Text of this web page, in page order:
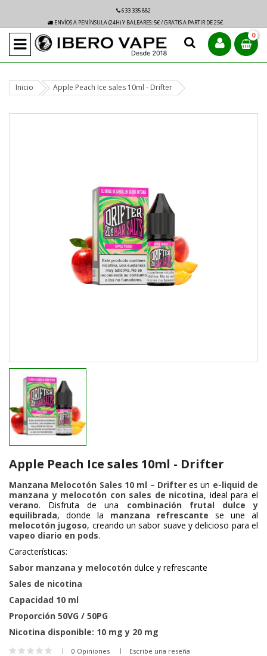
633 335 882
ENVÍOS A PENÍNSULA (24H) Y BALEARES: 5€ / GRATIS A PARTIR DE 25€
0
Inicio Apple Peach Ice sales 10ml - Drifter
Apple Peach Ice sales 10ml - Drifter
Manzana Melocotón Sales 10 ml – Drifteres un e-liquid de
manzana y melocotón con sales de nicotina, ideal para el
verano. Disfruta de una combinación frutal dulce y
equilibrada, donde la manzana refrescante se une al
melocotón jugoso, creando un sabor suave y delicioso para el
vapeo diario en pods.
Características:
Sabor manzana y melocotón dulce y refrescante
Sales de nicotina
Capacidad 10 ml
Proporción 50VG / 50PG
Nicotina disponible: 10 mg y 20 mg
0 Opiniones Escribe una reseña